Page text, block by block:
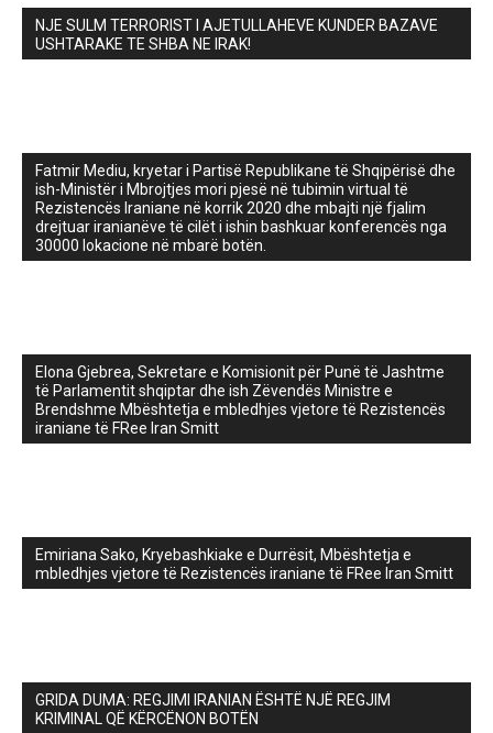
NJE SULM TERRORIST I AJETULLAHEVE KUNDER BAZAVE
USHTARAKE TE SHBA NE IRAK!
Fatmir Mediu, kryetar i Partisë Republikane të Shqipërisë dhe
ish-Ministër i Mbrojtjes mori pjesë në tubimin virtual të
Rezistencës Iraniane në korrik 2020 dhe mbajti një fjalim
drejtuar iranianëve të cilët i ishin bashkuar konferencës nga
30000 lokacione në mbarë botën.
Elona Gjebrea, Sekretare e Komisionit për Punë të Jashtme
të Parlamentit shqiptar dhe ish Zëvendës Ministre e
Brendshme Mbështetja e mbledhjes vjetore të Rezistencës
iraniane të FRee Iran Smitt
Emiriana Sako, Kryebashkiake e Durrësit, Mbështetja e
mbledhjes vjetore të Rezistencës iraniane të FRee Iran Smitt
GRIDA DUMA: REGJIMI IRANIAN ËSHTË NJË REGJIM
KRIMINAL QË KËRCËNON BOTËN